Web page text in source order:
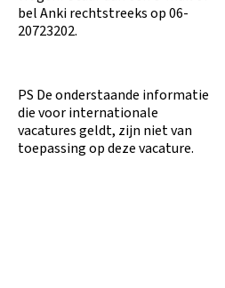
bel Anki rechtstreeks op 06-
20723202.
PS De onderstaande informatie
die voor internationale
vacatures geldt, zijn niet van
toepassing op deze vacature.